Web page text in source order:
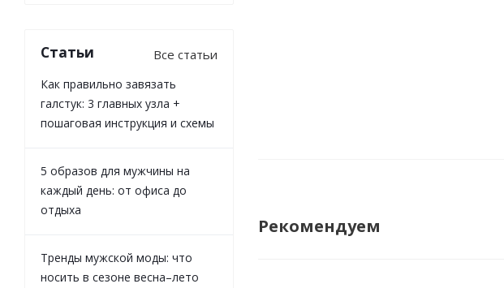
Рекомендуем
Статьи Все статьи
Как правильно завязать
галстук: 3 главных узла +
пошаговая инструкция и схемы
5 образов для мужчины на
каждый день: от офиса до
отдыха
Тренды мужской моды: что
носить в сезоне весна–лето